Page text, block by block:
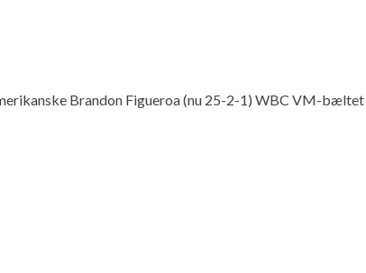
Brandon Figueroa (nu 25-2-1) WBC VM-